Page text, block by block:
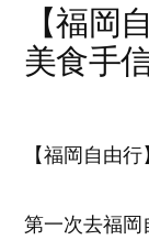
【福岡
美食手
【福岡自由
第一次去福岡